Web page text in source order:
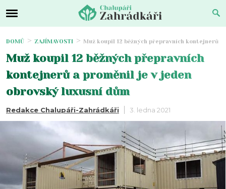
DOMŮ ZAJÍMAVOSTI Muž koupil 12 běžných přepravních kontejnerů
Muž koupil 12 běžných přepravních
kontejnerů a proměnil je v jeden
obrovský luxusní dům
Redakce Chalupáři-Zahrádkáři 3. ledna 2021